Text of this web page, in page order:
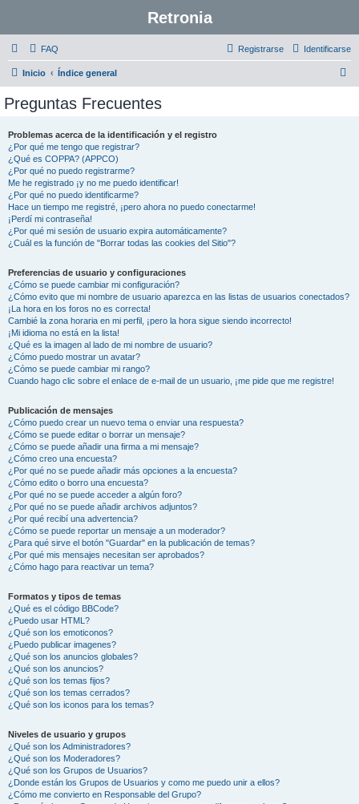
Retronia
FAQ Identificarse
Registrarse
Inicio Índice general
Preguntas Frecuentes
Problemas acerca de la identificación y el registro
¿Por qué me tengo que registrar?
¿Qué es COPPA? (APPCO)
¿Por qué no puedo registrarme?
Me he registrado ¡y no me puedo identificar!
¿Por qué no puedo identificarme?
Hace un tiempo me registré, ¡pero ahora no puedo conectarme!
¡Perdí mi contraseña!
¿Por qué mi sesión de usuario expira automáticamente?
¿Cuál es la función de "Borrar todas las cookies del Sitio"?
Preferencias de usuario y configuraciones
¿Cómo se puede cambiar mi configuración?
¿Cómo evito que mi nombre de usuario aparezca en las listas de usuarios conectados?
¡La hora en los foros no es correcta!
Cambié la zona horaria en mi perfil, ¡pero la hora sigue siendo incorrecto!
¡Mi idioma no está en la lista!
¿Qué es la imagen al lado de mi nombre de usuario?
¿Cómo puedo mostrar un avatar?
¿Cómo se puede cambiar mi rango?
Cuando hago clic sobre el enlace de e-mail de un usuario, ¡me pide que me registre!
Publicación de mensajes
¿Cómo puedo crear un nuevo tema o enviar una respuesta?
¿Cómo se puede editar o borrar un mensaje?
¿Cómo se puede añadir una firma a mi mensaje?
¿Cómo creo una encuesta?
¿Por qué no se puede añadir más opciones a la encuesta?
¿Cómo edito o borro una encuesta?
¿Por qué no se puede acceder a algún foro?
¿Por qué no se puede añadir archivos adjuntos?
¿Por qué recibí una advertencia?
¿Cómo se puede reportar un mensaje a un moderador?
¿Para qué sirve el botón "Guardar" en la publicación de temas?
¿Por qué mis mensajes necesitan ser aprobados?
¿Cómo hago para reactivar un tema?
Formatos y tipos de temas
¿Qué es el código BBCode?
¿Puedo usar HTML?
¿Qué son los emoticonos?
¿Puedo publicar imagenes?
¿Qué son los anuncios globales?
¿Qué son los anuncios?
¿Qué son los temas fijos?
¿Qué son los temas cerrados?
¿Qué son los iconos para los temas?
Niveles de usuario y grupos
¿Qué son los Administradores?
¿Qué son los Moderadores?
¿Qué son los Grupos de Usuarios?
¿Donde están los Grupos de Usuarios y como me puedo unir a ellos?
¿Cómo me convierto en Responsable del Grupo?